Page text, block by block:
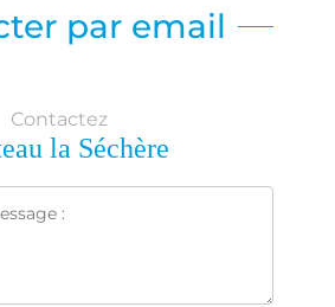
par email
Contactez
la Séchère